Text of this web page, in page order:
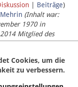
Beiträge)
(Inhalt war:
1970 in
Mitglied des
2014 ist sie für
Cookies, um die
zu verbessern.